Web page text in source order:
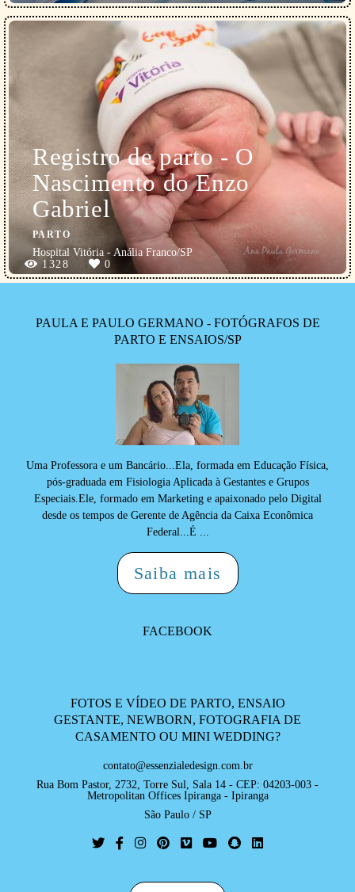
Registro de parto - O
Nascimento do Enzo
Gabriel
PARTO
Hospital Vitória - Anália Franco/SP
1328
0
PAULA E PAULO GERMANO - FOTÓGRAFOS DE
PARTO E ENSAIOS/SP
Uma Professora e um Bancário...Ela, formada em Educação Física,
pós-graduada em Fisiologia Aplicada à Gestantes e Grupos
Especiais.Ele, formado em Marketing e apaixonado pelo Digital
desde os tempos de Gerente de Agência da Caixa Econômica
Federal...É ...
Saiba mais
FACEBOOK
FOTOS E VÍDEO DE PARTO, ENSAIO
GESTANTE, NEWBORN, FOTOGRAFIA DE
CASAMENTO OU MINI WEDDING?
contato@essenzialedesign.com.br
Rua Bom Pastor, 2732, Torre Sul, Sala 14 - CEP: 04203-003 -
Metropolitan Offices Ipiranga - Ipiranga
São Paulo / SP